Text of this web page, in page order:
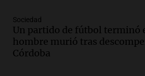
Episodios
Audio.Casabindo se
celebración única: 30.000
tradicional Toreo de la
Sociedad
Un partido de fútbol terminó
hombre murió tras
Córdoba